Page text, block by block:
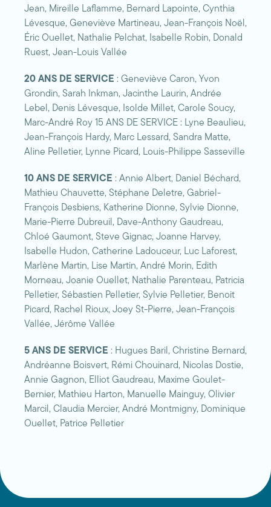
Jean, Mireille Laflamme, Bernard Lapointe, Cynthia
Lévesque, Geneviève Martineau, Jean-François Noël,
Éric Ouellet, Nathalie Pelchat, Isabelle Robin, Donald
Ruest, Jean-Louis Vallée
20 ANS DE SERVICE : Geneviève Caron, Yvon
Grondin, Sarah Inkman, Jacinthe Laurin, Andrée
Lebel, Denis Lévesque, Isolde Millet, Carole Soucy,
Marc-André Roy 15 ANS DE SERVICE : Lyne Beaulieu,
Jean-François Hardy, Marc Lessard, Sandra Matte,
Aline Pelletier, Lynne Picard, Louis-Philippe Sasseville
10 ANS DE SERVICE : Annie Albert, Daniel Béchard,
Mathieu Chauvette, Stéphane Deletre, Gabriel-
François Desbiens, Katherine Dionne, Sylvie Dionne,
Marie-Pierre Dubreuil, Dave-Anthony Gaudreau,
Chloé Gaumont, Steve Gignac, Joanne Harvey,
Isabelle Hudon, Catherine Ladouceur, Luc Laforest,
Marlène Martin, Lise Martin, André Morin, Edith
Morneau, Joanie Ouellet, Nathalie Parenteau, Patricia
Pelletier, Sébastien Pelletier, Sylvie Pelletier, Benoit
Picard, Rachel Rioux, Joey St-Pierre, Jean-François
Vallée, Jérôme Vallée
5 ANS DE SERVICE : Hugues Baril, Christine Bernard,
Andréanne Boisvert, Rémi Chouinard, Nicolas Dostie,
Annie Gagnon, Elliot Gaudreau, Maxime Goulet-
Bernier, Mathieu Harton, Manuelle Mainguy, Olivier
Marcil, Claudia Mercier, André Montmigny, Dominique
Ouellet, Patrice Pelletier